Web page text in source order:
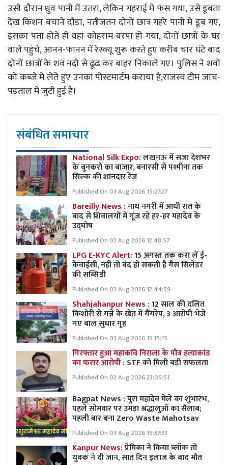
उसी दौरान ध्रुव पानी में उतरा, लेकिन गहराई में फंस गया, उसे डूबता
देख किशन बचाने दौड़ा, नतीजतन दोनों छात्र गहरे पानी में डूब गए,
इसका पता होते ही वहां कोहराम बरपा हो गया, दोनों छात्रों के घर
वाले पहुंचे, आनन-फानन में रेस्क्यू शुरू करते हुए करीब चार घंटे बाद
दोनों छात्रों के शव नदी से ढूंढ कर बाहर निकाले गए। पुलिस ने शवों
को कब्ज़े में लेते हुए उनका पोस्टमार्टम कराया है,राजस्व टीम जांच-
पड़ताल में जुटी हुई है।
संबंधित समाचार
National Silk Expo:लखनऊ में सजा देशभर
के बुनकरों का बाजार, बनारसी से पश्मीना तक
सिल्क की शानदार रेंज
Published On 03 Aug 2026 15:27:27
Bareilly News :नाथ नगरी में आधी रात के
बाद से शिवालयों में गूंज रहे हर-हर महादेव के
उद्घोष
Published On 03 Aug 2026 12:48:57
LPG E-KYC Alert:15 अगस्त तक करा लें ई-
केवाईसी, नहीं तो बंद हो सकती है गैस सिलेंडर
की सब्सिडी
Published On 03 Aug 2026 12:44:59
Shahjahanpur News :12 साल की दलित
किशोरी से गन्ने के खेत में गैंगरेप, 3 आरोपी भेजे
गए बाल सुधार गृह
Published On 03 Aug 2026 13:15:15
गिरफ्तार हुआ महाकवि निराला के पौत्र हत्याकांड
का फरार आरोपी : STF को मिली बड़ी सफलता
Published On 02 Aug 2026 23:05:51
Bagpat News : पुरा महादेव मेले का शुभारंभ,
पहले सोमवार पर उमड़ा श्रद्धालुओं का सैलाब;
पहली बार बना Zero Waste Mahotsav
Published On 03 Aug 2026 15:37:33
Kanpur News:प्रेमिका ने किया ब्लॉक तो
युवक ने दी जान, सात दिन इलाज के बाद मौत